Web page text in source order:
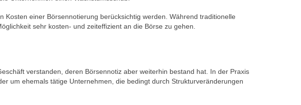
Kosten einer Börsennotierung berücksichtig werden. Während traditionelle
sehr kosten- und zeiteffizient an die Börse zu gehen.
verstanden , deren Börsennotiz aber weiterhin bestand hat. In der Praxis
um ehemals tätige Unternehmen, die bedingt durch Strukturveränderungen